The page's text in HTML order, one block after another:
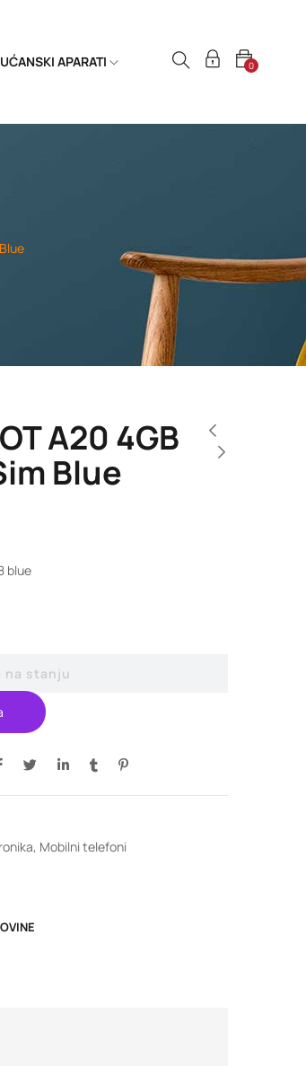
APARATI 0
A20 4GB
Blue
blue
na stanju
, Mobilni telefoni